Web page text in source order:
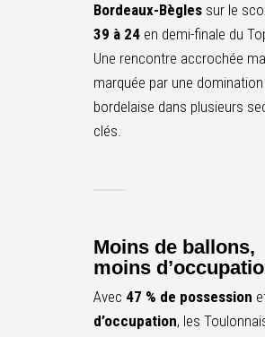
Bordeaux-Bègles sur le
39 à 24 en demi-finale du
Une rencontre accrochée
marquée par une domination
bordelaise dans plusieurs
clés.
Moins de ballons,
moins
Avec 47 % de possession
d’occupation, les